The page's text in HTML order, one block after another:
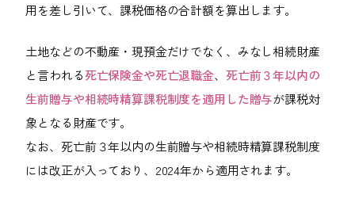
用を差し引いて、課税価格の合計額を算出します。
土地などの不動産・現預金だけでなく、みなし相続財産
と言われる死亡保険金や死亡退職金、 死亡前３年以内の
生前贈与や相続時精算課税制度を適用した贈与が課税対
象となる財産です。
なお、死亡前３年以内の生前贈与や相続時精算課税制度
には改正が入っており、2024年から適用されます。